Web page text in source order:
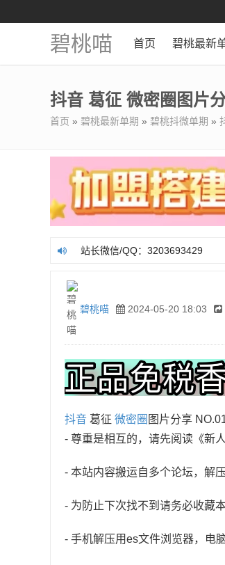
碧桃喵 首页 碧桃最新
抖音 葛征 微密圈图片
首页 » 碧桃最新单期 » 碧桃抖微单期 »
站长微信/QQ：3203693429
碧桃喵 2024-05-20 18:03
抖音 葛征 微密圈 图片分享
- 尊重是相互的，请先阅读《新人
- 本站内容搬运自多个论坛，解
- 为防止下次找不到请务必收藏本
- 手机解压用es文件浏览器，电